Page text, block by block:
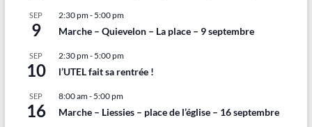
SEP
9
2:30 pm- 5:00 pm
Marche – Quievelon – La place – 9 septembre
SEP
10
2:30 pm- 5:00 pm
l’UTEL fait sa rentrée !
SEP
16
8:00 am- 5:00 pm
Marche – Liessies – place de l’église – 16 septembre